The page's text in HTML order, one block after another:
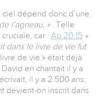
dépend donc d’une
l’agneau. » . Telle
car : Ap.20:15 «
dans le livre de vie fut
livre de vie » était déjà
en chantait il y a
il y a 2.500 ans,
devient-on inscrit dans